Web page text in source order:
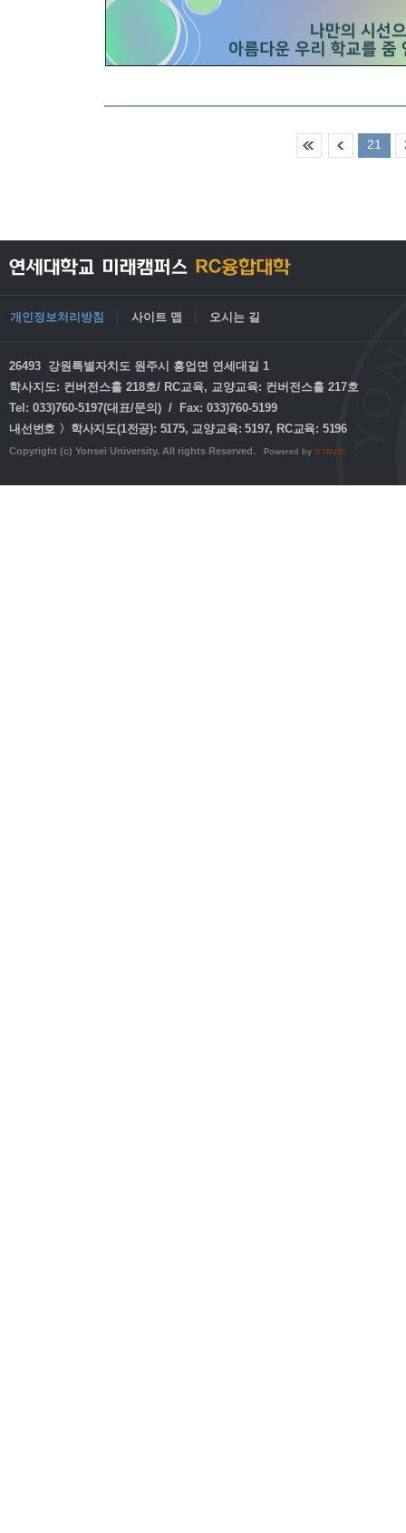
21
개인정보처리방침 사이트 맵 오시는 길
26493 강원특별자치도 원주시 흥업면 연세대길 1
학사지도: 컨버전스홀 218호/ RC교육, 교양교육: 컨버전스홀 217호
Tel: 033)760-5197(대표/문의) / Fax: 033)760-5199
내선번호 〉학사지도(1전공): 5175, 교양교육: 5197, RC교육: 5196
Copyright (c) Yonsei University. All rights Reserved. Powered by D'TRUST